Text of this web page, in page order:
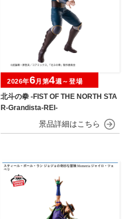
北斗の拳 -FIST OF THE NORTH STA
R-Grandista-REI-
2026年6月第4週～登場